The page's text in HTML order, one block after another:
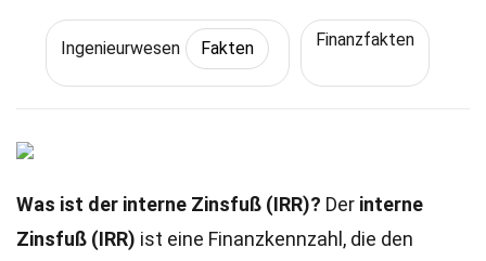
Ingenieurwesen Fakten Finanzfakten
Was ist der interne Zinsfuß (IRR)? Der interne
Zinsfuß (IRR) ist eine Finanzkennzahl, die den